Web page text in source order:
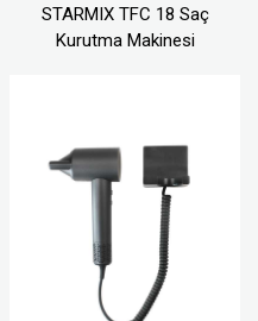
STARMIX TFC 18 Saç
Kurutma Makinesi